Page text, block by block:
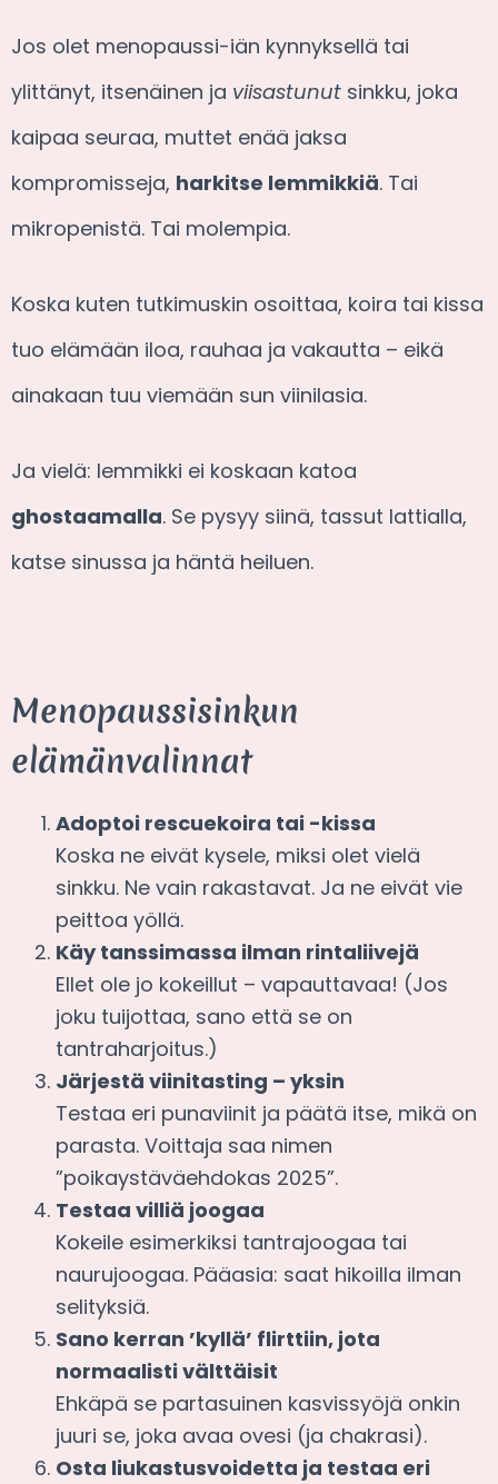
Jos olet menopaussi-iän kynnyksellä tai
ylittänyt, itsenäinen ja viisastunut sinkku, joka
kaipaa seuraa, muttet enää jaksa
kompromisseja, harkitse lemmikkiä. Tai
mikropenistä. Tai molempia.
Koska kuten tutkimuskin osoittaa, koira tai kissa
tuo elämään iloa, rauhaa ja vakautta – eikä
ainakaan tuu viemään sun viinilasia.
Ja vielä: lemmikki ei koskaan katoa
ghostaamalla. Se pysyy siinä, tassut lattialla,
katse sinussa ja häntä heiluen.
Menopaussisinkun
elämänvalinnat
Adoptoi rescuekoira tai -kissa
Koska ne eivät kysele, miksi olet vielä
sinkku. Ne vain rakastavat. Ja ne eivät vie
peittoa yöllä.
Käy tanssimassa ilman rintaliivejä
Ellet ole jo kokeillut – vapauttavaa! (Jos
joku tuijottaa, sano että se on
tantraharjoitus.)
Järjestä viinitasting – yksin
Testaa eri punaviinit ja päätä itse, mikä on
parasta. Voittaja saa nimen
”poikaystäväehdokas 2025”.
Testaa villiä joogaa
Kokeile esimerkiksi tantrajoogaa tai
naurujoogaa. Pääasia: saat hikoilla ilman
selityksiä.
Sano kerran ’kyllä’ flirttiin, jota
normaalisti välttäisit
Ehkäpä se partasuinen kasvissyöjä onkin
juuri se, joka avaa ovesi (ja chakrasi).
Osta liukastusvoidetta ja testaa eri